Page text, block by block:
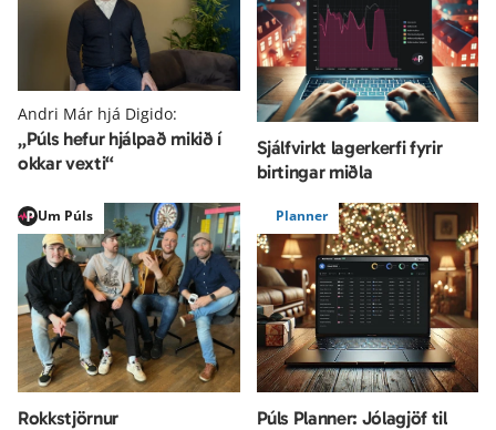
„Púls hefur hjálpað mikið í
okkar vexti“
Andri Már hjá Digido:
Sjálfvirkt lagerkerfi fyrir
birtingar miðla
Rokkstjörnur
Um Púls
Púls Planner: Jólagjöf til
Planner